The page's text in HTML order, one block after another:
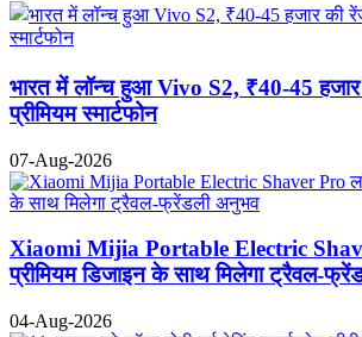
भारत में लॉन्च हुआ Vivo S2, ₹40-45 हजार
प्रीमियम स्मार्टफोन
07-Aug-2026
Xiaomi Mijia Portable Electric
प्रीमियम डिजाइन के साथ मिलेगा ट्रैवल-
04-Aug-2026